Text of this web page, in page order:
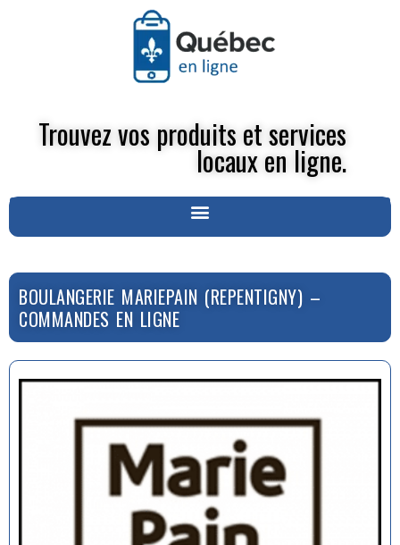
Trouvez vos produits et services
locaux en ligne.
BOULANGERIE MARIEPAIN (REPENTIGNY) –
COMMANDES EN LIGNE